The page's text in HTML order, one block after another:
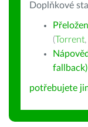
Doplňkové
(Torrent,
fallback)
potřebujete